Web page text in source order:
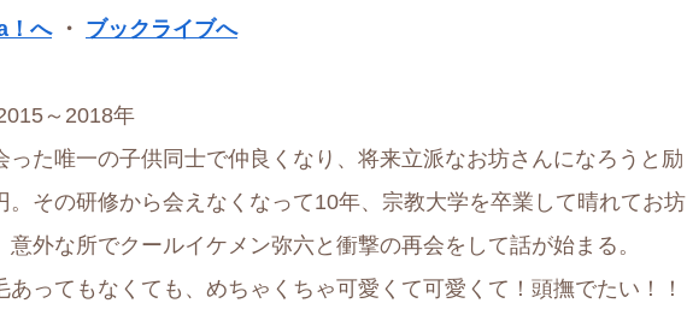
！へ・ ブックライブへ
～2018年
った唯一の子供同士で仲良くなり、将来立派なお坊さんになろうと励
。その研修から会えなくなって10年、宗教大学を卒業して晴れてお坊
意外な所でクールイケメン弥六と衝撃の再会をして話が始まる。
あってもなくても、めちゃくちゃ可愛くて可愛くて！頭撫でたい！！